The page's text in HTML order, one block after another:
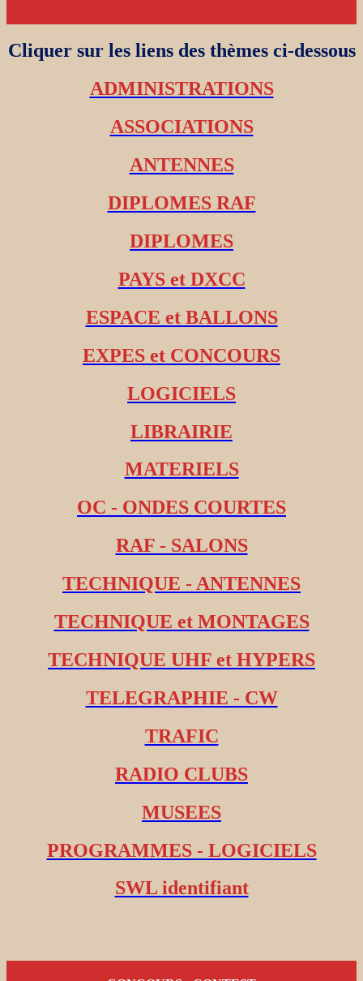
Cliquer sur les liens des thèmes ci-dessous
ADMINISTRATIONS
ASSOCIATIONS
ANTENNES
DIPLOMES RAF
DIPLOMES
PAYS et DXCC
ESPACE et BALLONS
EXPES et CONCOURS
LOGICIELS
LIBRAIRIE
MATERIELS
OC - ONDES COURTES
RAF - SALONS
TECHNIQUE - ANTENNES
TECHNIQUE et MONTAGES
TECHNIQUE UHF et HYPERS
TELEGRAPHIE - CW
TRAFIC
RADIO CLUBS
MUSEES
PROGRAMMES - LOGICIELS
SWL identifiant